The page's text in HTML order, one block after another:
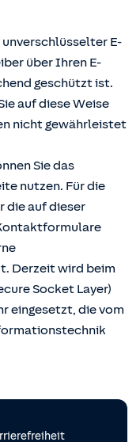
E-
über Ihren E-
geschützt ist.
auf diese Weise
nicht gewährleistet
Sie das
nutzen. Für die
die auf dieser
Derzeit wird beim
Socket Layer)
eingesetzt, die vom